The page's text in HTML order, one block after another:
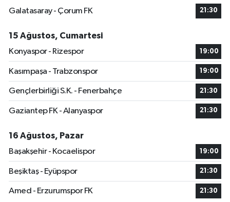
Galatasaray - Çorum FK
21:30
15 Ağustos, Cumartesi
Konyaspor - Rizespor
19:00
Kasımpaşa - Trabzonspor 19:00
Gençlerbirliği S.K. - Fenerbahçe 21:30
Gaziantep FK - Alanyaspor 21:30
16 Ağustos, Pazar
Başakşehir - Kocaelispor
19:00
Beşiktaş - Eyüpspor 21:30
Amed - Erzurumspor FK 21:30